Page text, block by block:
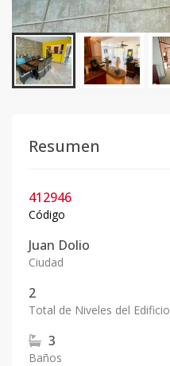
Resumen
412946
Código
Juan Dolio
Ciudad
2
Total de Niveles del Edificio
3
Baños